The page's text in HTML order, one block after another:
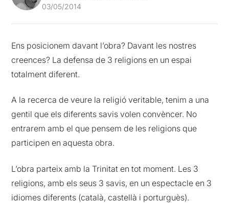
03/05/2014
Ens posicionem davant l’obra? Davant les nostres
creences? La defensa de 3 religions en un espai
totalment diferent.
A la recerca de veure la religió veritable, tenim a una
gentil que els diferents savis volen convèncer. No
entrarem amb el que pensem de les religions que
participen en aquesta obra.
L’obra parteix amb la Trinitat en tot moment. Les 3
religions, amb els seus 3 savis, en un espectacle en 3
idiomes diferents (català, castellà i porturguès).